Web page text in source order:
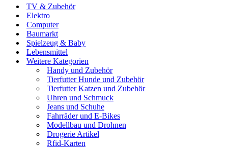
TV & Zubehör
Elektro
Computer
Baumarkt
Spielzeug & Baby
Lebensmittel
Weitere Kategorien
Handy und Zubehör
Tierfutter Hunde und Zubehör
Tierfutter Katzen und Zubehör
Uhren und Schmuck
Jeans und Schuhe
Fahrräder und E-Bikes
Modellbau und Drohnen
Drogerie Artikel
Rfid-Karten